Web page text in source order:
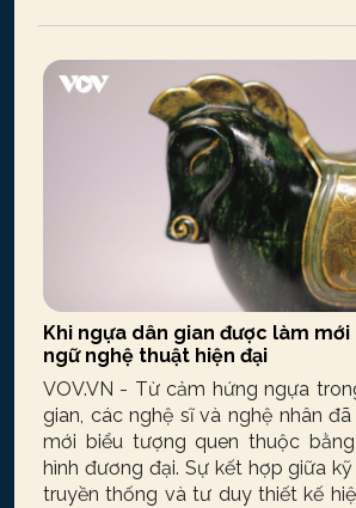
Khi ngựa dân gian được làm
ngữ nghệ thuật hiện đại
VOV.VN - Từ cảm hứng ngựa
gian, các nghệ sĩ và nghệ nhân
mới biểu tượng quen thuộc
hình đương đại. Sự kết hợp giữa
truyền thống và tư duy thiết kế